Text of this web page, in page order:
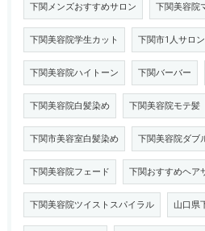
下関メンズおすすめサロン 下関美容院
下関美容院学生カット 下関市1人サロン
下関美容院ハイトーン 下関バーバー
下関美容院白髪染め 下関美容院モテ髪
下関市美容室白髪染め 下関美容院ダブ
下関美容院フェード 下関おすすめヘア
下関美容院ツイストスパイラル 山口県